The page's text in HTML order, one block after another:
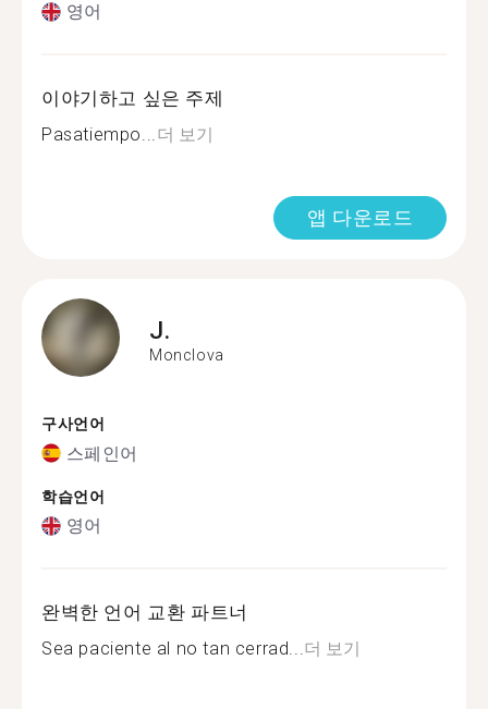
영어
이야기하고 싶은 주제
Pasatiempo...더 보기
앱 다운로드
J.
Monclova
구사언어
스페인어
학습언어
영어
완벽한 언어 교환 파트너
Sea paciente al no tan cerrad...더 보기